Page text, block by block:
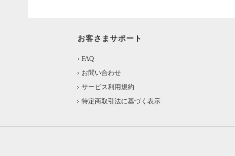
お客さまサポート
FAQ
お問い合わせ
サービス利用規約
特定商取引法に基づく表示